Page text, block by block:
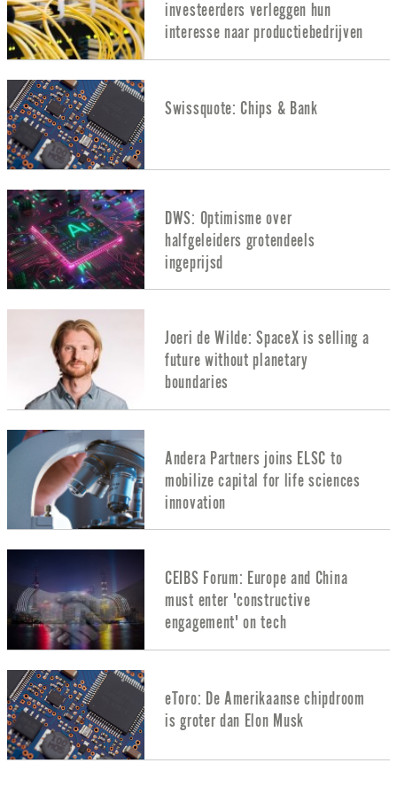
investeerders verleggen hun
interesse naar productiebedrijven
Swissquote: Chips & Bank
DWS: Optimisme over
halfgeleiders grotendeels
ingeprijsd
Joeri de Wilde: SpaceX is selling a
future without planetary
boundaries
Andera Partners joins ELSC to
mobilize capital for life sciences
innovation
CEIBS Forum: Europe and China
must enter 'constructive
engagement' on tech
eToro: De Amerikaanse chipdroom
is groter dan Elon Musk